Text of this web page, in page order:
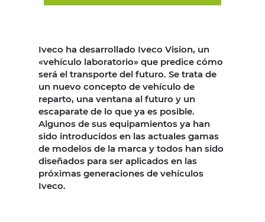
Iveco ha desarrollado Iveco Vision, un
«vehículo laboratorio» que predice cómo
será el transporte del futuro. Se trata de
un nuevo concepto de vehículo de
reparto, una ventana al futuro y un
escaparate de lo que ya es posible.
Algunos de sus equipamientos ya han
sido introducidos en las actuales gamas
de modelos de la marca y todos han sido
diseñados para ser aplicados en las
próximas generaciones de vehículos
Iveco.